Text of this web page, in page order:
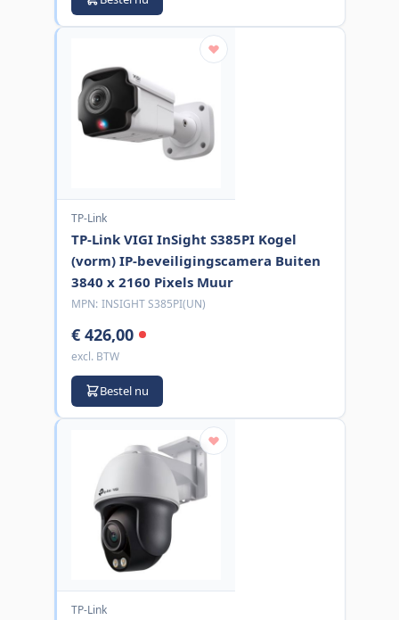
TP-Link
TP-Link VIGI InSight S385PI Kogel
(vorm) IP-beveiligingscamera Buiten
3840 x 2160 Pixels Muur
MPN: INSIGHT S385PI(UN)
€ 426,00
excl. BTW
Bestel nu
TP-Link